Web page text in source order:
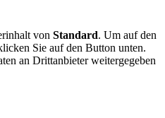
von Standard. Um auf den
Sie auf den Button unten.
an Drittanbieter weitergegeben